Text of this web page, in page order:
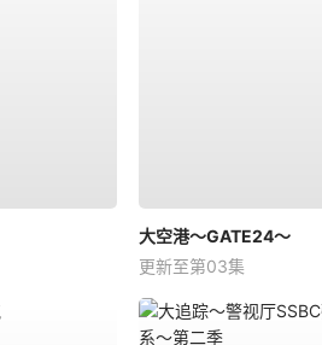
大空港～GATE24～
更新至第03集